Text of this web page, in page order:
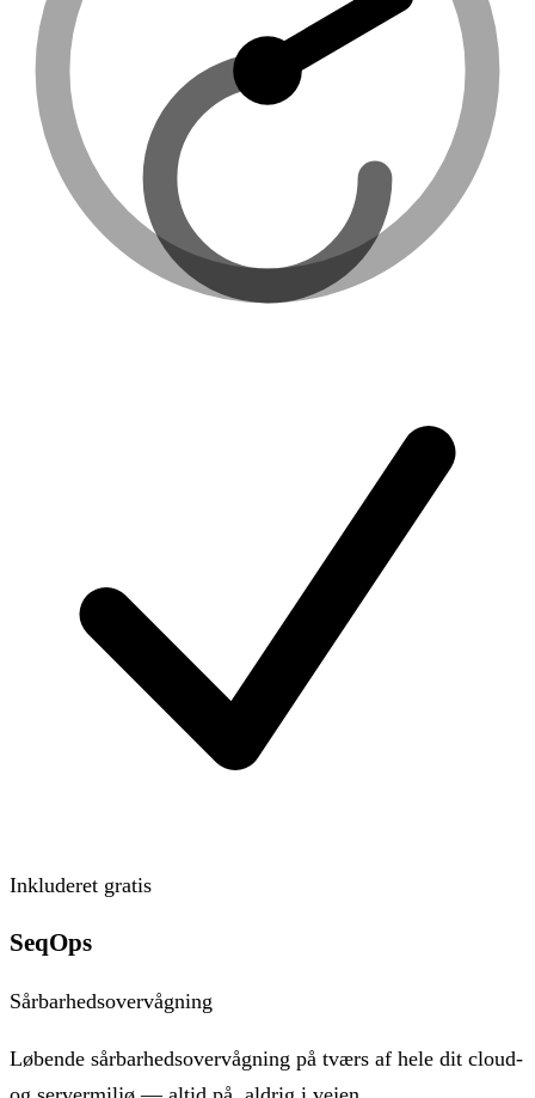
Inkluderet gratis
SeqOps
Sårbarhedsovervågning
Løbende sårbarhedsovervågning på tværs af hele dit cloud-